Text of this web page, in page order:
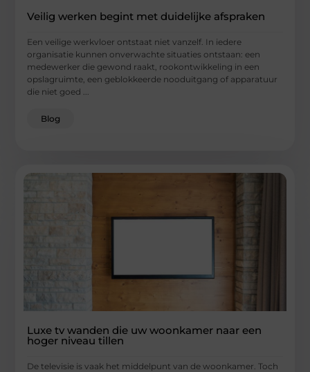
Veilig werken begint met duidelijke afspraken
Een veilige werkvloer ontstaat niet vanzelf. In iedere
organisatie kunnen onverwachte situaties ontstaan: een
medewerker die gewond raakt, rookontwikkeling in een
opslagruimte, een geblokkeerde nooduitgang of apparatuur
die niet goed ...
Blog
Luxe tv wanden die uw woonkamer naar een
hoger niveau tillen
De televisie is vaak het middelpunt van de woonkamer. Toch